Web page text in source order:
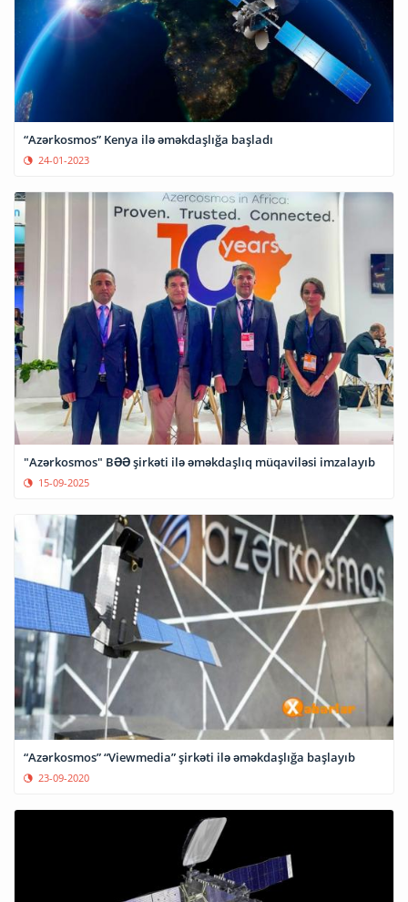
“Azərkosmos” Kenya ilə əməkdaşlığa başladı
24-01-2023
"Azərkosmos" BƏƏ şirkəti ilə əməkdaşlıq müqaviləsi imzalayıb
15-09-2025
“Azərkosmos” “Viewmedia” şirkəti ilə əməkdaşlığa başlayıb
23-09-2020